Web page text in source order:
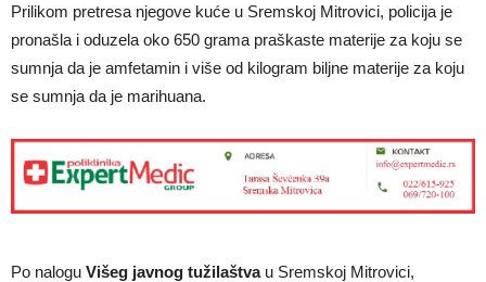
Prilikom pretresa njegove kuće u Sremskoj Mitrovici, policija je
pronašla i oduzela oko 650 grama praškaste materije za koju se
sumnja da je amfetamin i više od kilogram biljne materije za koju
se sumnja da je marihuana.
Po nalogu Višeg javnog tužilaštvau Sremskoj Mitrovici,